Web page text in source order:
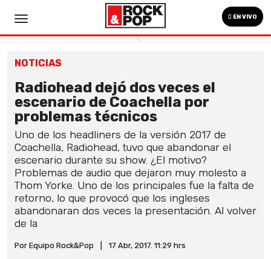
EN VIVO
NOTICIAS
Radiohead dejó dos veces el
escenario de Coachella por
problemas técnicos
Uno de los headliners de la versión 2017 de
Coachella, Radiohead, tuvo que abandonar el
escenario durante su show. ¿El motivo?
Problemas de audio que dejaron muy molesto a
Thom Yorke. Uno de los principales fue la falta de
retorno, lo que provocó que los ingleses
abandonaran dos veces la presentación. Al volver
de la
Por Equipo Rock&Pop 17 Abr, 2017. 11:29 hrs